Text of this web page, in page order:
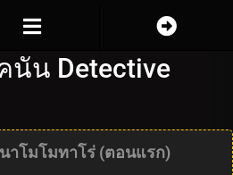
นัน Detective
าโมโมทาโร่ (ตอนแรก)